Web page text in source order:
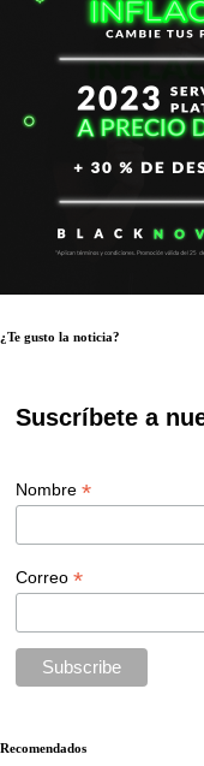
¿Te gusto la noticia?
Suscríbete a
Nombre*
Correo*
Recomendados